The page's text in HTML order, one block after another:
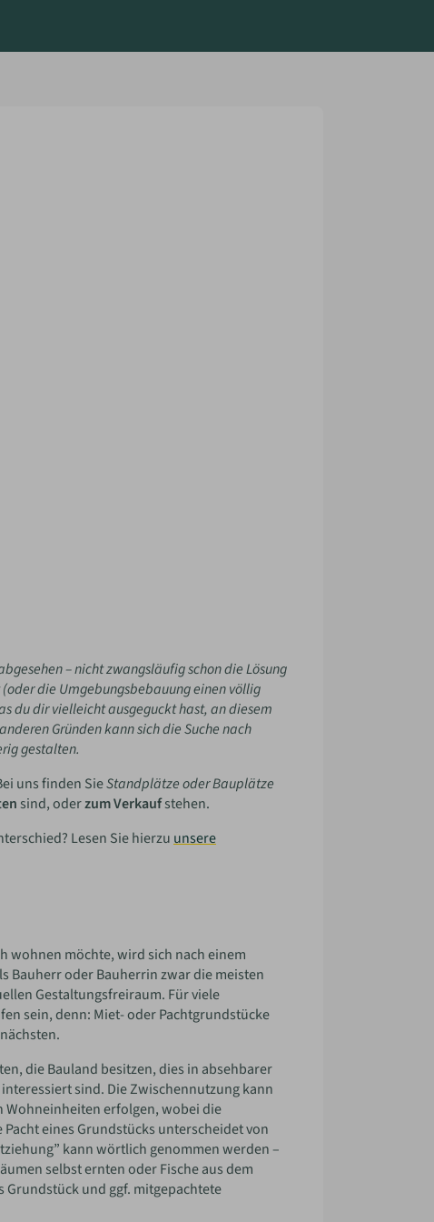
– nicht zwangsläufig schon die Lösung
die Umgebungsbebauung einen völlig
du dir vielleicht ausgeguckt hast, an diesem
Gründen kann sich die Suche nach
gestalten.
uns finden SieStandplätze oder Bauplätze
sind, oderzum Verkaufstehen.
Lesen Sie hierzu unsere
wohnen möchte, wird sich nach einem
Bauherr oder Bauherrin zwar die meisten
Gestaltungsfreiraum. Für viele
sein, denn: Miet- oder Pachtgrundstücke
die Bauland besitzen, dies in absehbarer
sind. Die Zwischennutzung kann
Wohneinheiten erfolgen, wobei die
eines Grundstücks unterscheidet von
kann wörtlich genommen werden –
selbst ernten oder Fische aus dem
Grundstück und ggf. mitgepachtete